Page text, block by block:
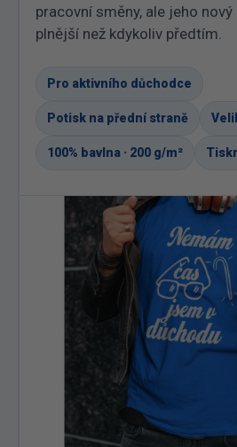
pracovní směny, ale jeho
plnější než kdykoliv předtím.
Pro aktivního důchodce
Potisk na přední straně
100% bavlna · 200 g/m²